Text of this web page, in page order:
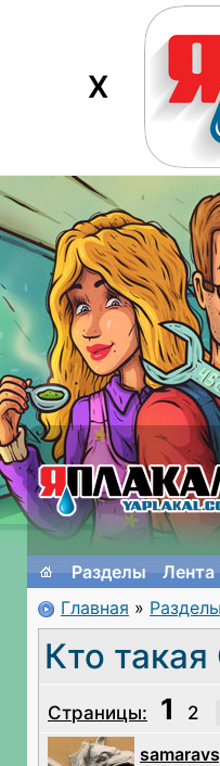
X
Разделы
Лента
Главная » Разделы
Кто
Страницы: 1
2